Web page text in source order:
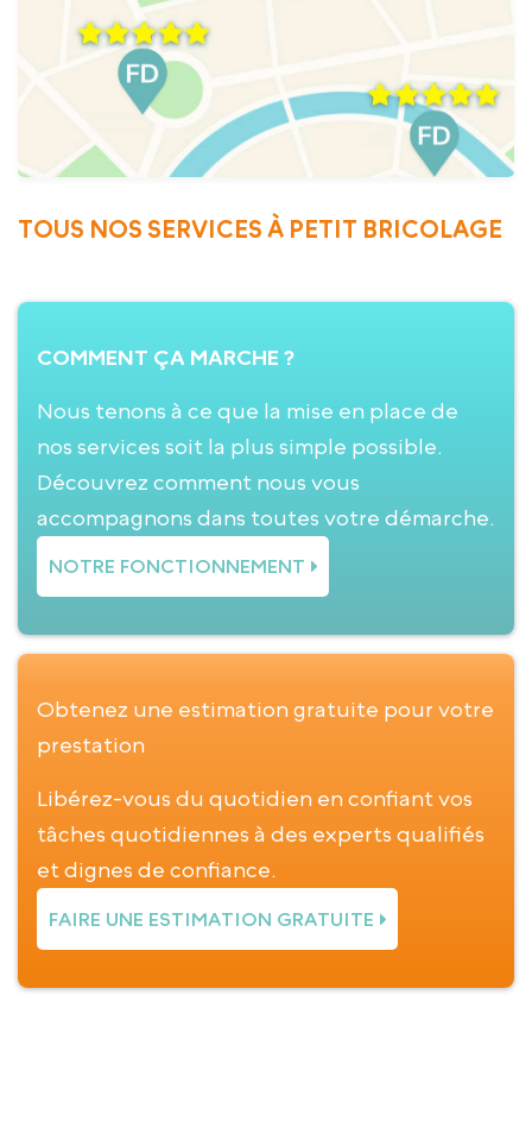
TOUS NOS SERVICES À PETIT BRICOLAGE
COMMENT ÇA MARCHE ?
Nous tenons à ce que la mise en place de
nos services soit la plus simple possible.
Découvrez comment nous vous
accompagnons dans toutes votre démarche.
NOTRE FONCTIONNEMENT
Obtenez une estimation gratuite pour votre
prestation
Libérez-vous du quotidien en confiant vos
tâches quotidiennes à des experts qualifiés
et dignes de confiance.
FAIRE UNE ESTIMATION GRATUITE